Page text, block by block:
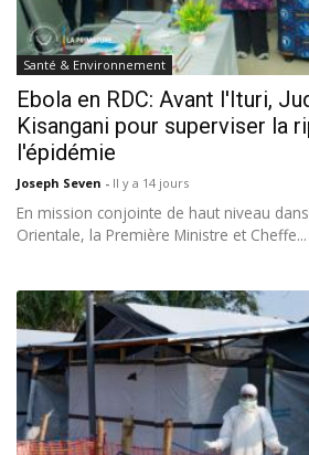
Santé & Environnement
Ebola en RDC: Avant l'Ituri,
Kisangani pour superviser la
l'épidémie
Joseph Seven - Il y a 14 jours
En mission conjointe de haut niveau
Orientale, la Première Ministre et Cheffe...